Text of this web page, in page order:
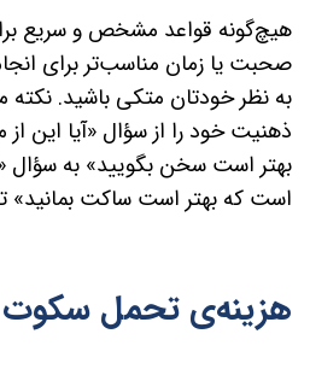
هیچ­‌گونه قواعد مشخص و سریع
صحبت یا زمان مناسب­‌تر برای
به نظر خودتان متکی باشید.
ذهنیت خود را از سؤال «آیا این
بهتر است سخن بگویید» به سؤال
است که بهتر است ساکت بمانید»
هزینه‌ی تحمل سکوت